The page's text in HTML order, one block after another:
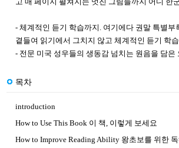
- 체계적인 듣기 학습까지. 여기에다 권말 특별부
곁들여 읽기에서 그치지 않고 체계적인 듣기 학
- 전문 미국 성우들의 생동감 넘치는 원음을 담은
목차
introduction
How to Use This Book 이 책, 이렇게 보세요
How to Improve Reading Ability 왕초보를 위한